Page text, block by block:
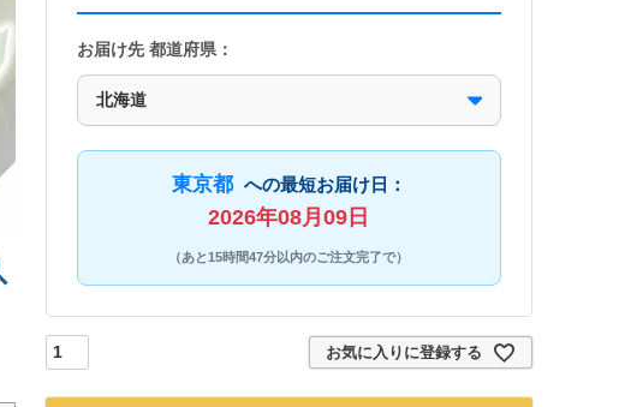
お届け先 都道府県：
東京都 への最短お届け日：
2026年08月09日
（あと15時間47分以内のご注文完了で）
お気に入りに登録する